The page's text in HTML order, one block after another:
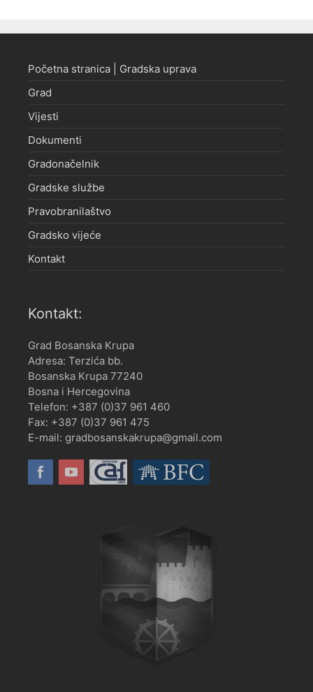
Početna stranica | Gradska uprava
Grad
Vijesti
Dokumenti
Gradonačelnik
Gradske službe
Pravobranilaštvo
Gradsko vijeće
Kontakt
Kontakt:
Grad Bosanska Krupa
Adresa: Terzića bb.
Bosanska Krupa 77240
Bosna i Hercegovina
Telefon: +387 (0)37 961 460
Fax: +387 (0)37 961 475
E-mail: gradbosanskakrupa@gmail.com